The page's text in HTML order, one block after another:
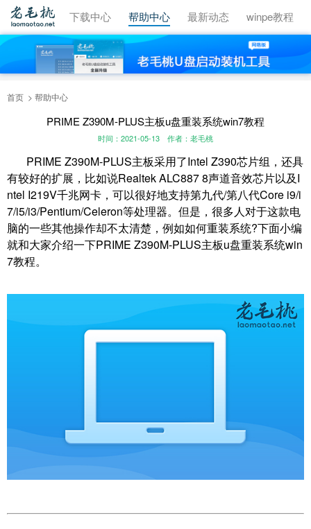
视频教程 下载中心 帮助中心 最新动态 winpe教程
首页 帮助中心
PRIME Z390M-PLUS主板u盘重装系统win7教程
时间：2021-05-13 作者：老毛桃
PRIME Z390M-PLUS主板采用了Intel Z390芯片组，还具
有较好的扩展，比如说Realtek ALC887 8声道音效芯片以及I
ntel I219V千兆网卡，可以很好地支持第九代/第八代Core i9/i
7/i5/i3/Pentium/Celeron等处理器。但是，很多人对于这款电
脑的一些其他操作却不太清楚，例如如何重装系统?下面小编
就和大家介绍一下PRIME Z390M-PLUS主板u盘重装系统win
7教程。